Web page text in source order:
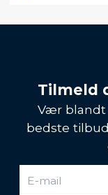
Tilmeld
Vær blandt
bedste